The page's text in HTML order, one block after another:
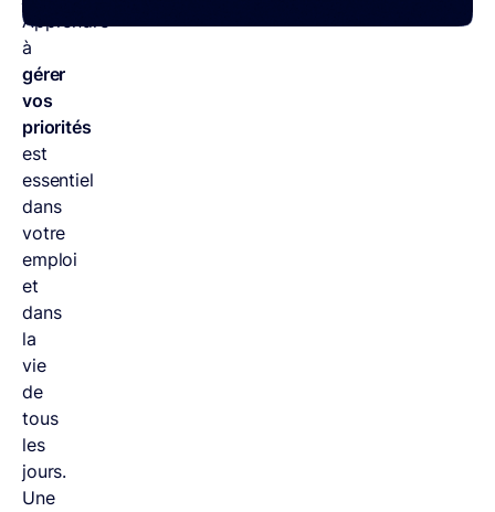
Apprendre
à
gérer
vos
priorités
est
essentiel
dans
votre
emploi
et
dans
la
vie
de
tous
les
jours.
Une